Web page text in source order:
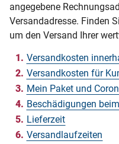
Rücksendungen -
Sicherheit
angegebene
Versandadresse. Finden
um den Versand Ihrer
Versandkosten
Versandkosten für
Mein Paket und
Beschädigungen
Lieferzeit
Versandlaufzeiten